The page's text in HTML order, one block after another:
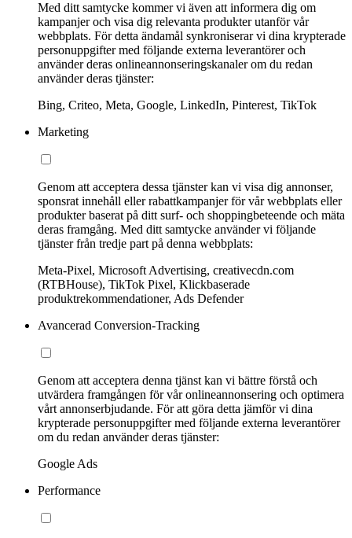
Med ditt samtycke kommer vi även att informera dig om
kampanjer och visa dig relevanta produkter utanför vår
webbplats. För detta ändamål synkroniserar vi dina krypterade
personuppgifter med följande externa leverantörer och
använder deras onlineannonseringskanaler om du redan
använder deras tjänster:
Bing, Criteo, Meta, Google, LinkedIn, Pinterest, TikTok
Marketing
Genom att acceptera dessa tjänster kan vi visa dig annonser,
sponsrat innehåll eller rabattkampanjer för vår webbplats eller
produkter baserat på ditt surf- och shoppingbeteende och mäta
deras framgång. Med ditt samtycke använder vi följande
tjänster från tredje part på denna webbplats:
Meta-Pixel, Microsoft Advertising, creativecdn.com
(RTBHouse), TikTok Pixel, Klickbaserade
produktrekommendationer, Ads Defender
Avancerad Conversion-Tracking
Genom att acceptera denna tjänst kan vi bättre förstå och
utvärdera framgången för vår onlineannonsering och optimera
vårt annonserbjudande. För att göra detta jämför vi dina
krypterade personuppgifter med följande externa leverantörer
om du redan använder deras tjänster:
Google Ads
Performance